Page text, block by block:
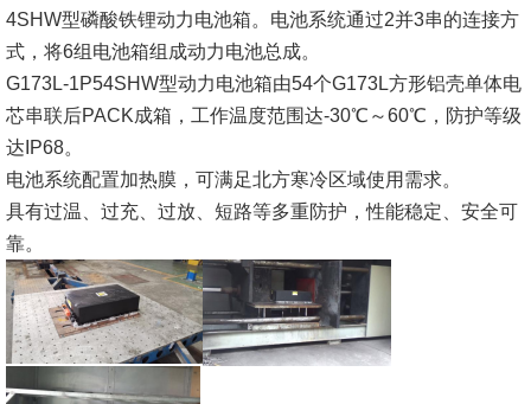
4SHW型磷酸铁锂动力电池箱。电池系统通过2并3串的连接方
式，将6组电池箱组成动力电池总成。
G173L-1P54SHW型动力电池箱由54个G173L方形铝壳单体电
芯串联后PACK成箱，工作温度范围达-30℃～60℃，防护等级
达IP68。
电池系统配置加热膜，可满足北方寒冷区域使用需求。
具有过温、过充、过放、短路等多重防护，性能稳定、安全可
靠。